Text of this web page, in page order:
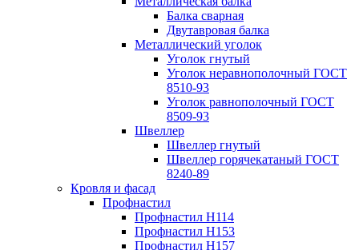
Балка сварная
Двутавровая балка
Металлический уголок
Уголок гнутый
Уголок неравнополочный ГОСТ
8510-93
Уголок равнополочный ГОСТ
8509-93
Швеллер
Швеллер гнутый
Швеллер горячекатаный ГОСТ
8240-89
Кровля и фасад
Профнастил
Профнастил Н114
Профнастил Н153
Профнастил Н157